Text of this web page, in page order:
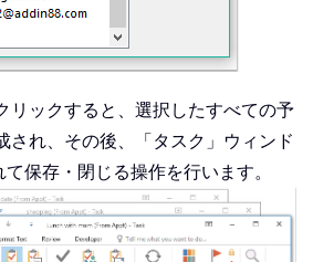
リックすると、選択したすべての予
され、その後、「タスク」ウィンド
保存・閉じる操作を行います。